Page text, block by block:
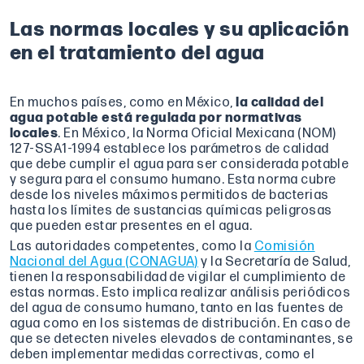
Las normas locales y su aplicación
en el tratamiento del agua
En muchos países, como en México, la calidad del
agua potable está regulada por normativas
locales. En México, la Norma Oficial Mexicana (NOM)
127-SSA1-1994 establece los parámetros de calidad
que debe cumplir el agua para ser considerada potable
y segura para el consumo humano. Esta norma cubre
desde los niveles máximos permitidos de bacterias
hasta los límites de sustancias químicas peligrosas
que pueden estar presentes en el agua.
Las autoridades competentes, como la Comisión
Nacional del Agua (CONAGUA) y la Secretaría de Salud,
tienen la responsabilidad de vigilar el cumplimiento de
estas normas. Esto implica realizar análisis periódicos
del agua de consumo humano, tanto en las fuentes de
agua como en los sistemas de distribución. En caso de
que se detecten niveles elevados de contaminantes, se
deben implementar medidas correctivas, como el